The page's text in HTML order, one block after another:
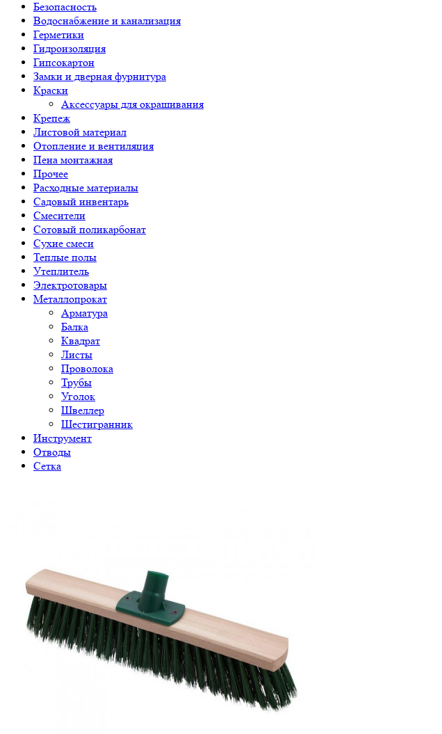
Безопасность
Водоснабжение и канализация
Герметики
Гидроизоляция
Гипсокартон
Замки и дверная фурнитура
Краски
Аксессуары для окрашивания
Крепеж
Листовой материал
Отопление и вентиляция
Пена монтажная
Прочее
Расходные материалы
Садовый инвентарь
Смесители
Сотовый поликарбонат
Сухие смеси
Теплые полы
Утеплитель
Электротовары
Металлопрокат
Арматура
Балка
Квадрат
Листы
Проволока
Трубы
Уголок
Швеллер
Шестигранник
Инструмент
Отводы
Сетка